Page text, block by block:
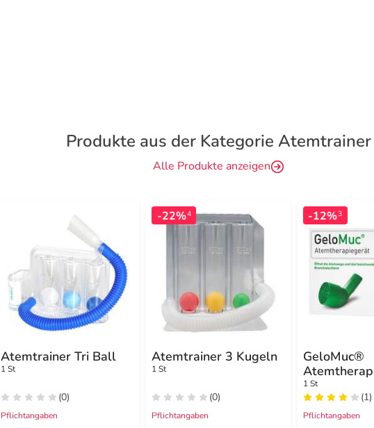
Produkte aus der Kategorie Atemtrainer
Alle Produkte anzeigen
Atemtrainer Tri Ball
1 St
(0)
Pflichtangaben
-22%4
Atemtrainer 3 Kugeln
1 St
(0)
Pflichtangaben
-12%3
GeloMuc®
1 St
(1)
Pflichtangaben